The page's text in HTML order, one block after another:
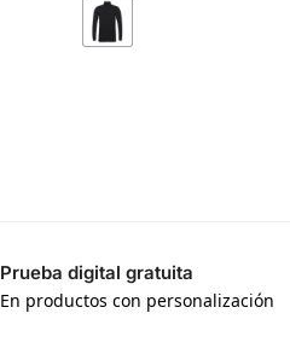
Prueba digital gratuita
En productos con personalización